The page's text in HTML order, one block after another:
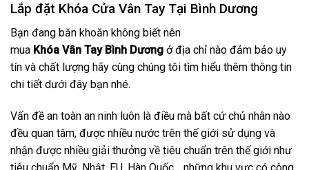
Lắp đặt Khóa Cửa Vân Tay Tại Bình Dương
Bạn đang băn khoăn không biết nên
mua Khóa Vân Tay Bình Dương ở địa chỉ nào đảm bảo uy
tín và chất lượng hãy cùng chúng tôi tìm hiểu thêm thông tin
chi tiết dưới đây bạn nhé.
Vấn đề an toàn an ninh luôn là điều mà bất cứ chủ nhân nào
đều quan tâm, được nhiều nước trên thế giới sử dụng và
nhận được nhiều giải thưởng về tiêu chuẩn trên thế giới như
tiêu chuẩn Mỹ, Nhật, EU, Hàn Quốc… những khu vực có công